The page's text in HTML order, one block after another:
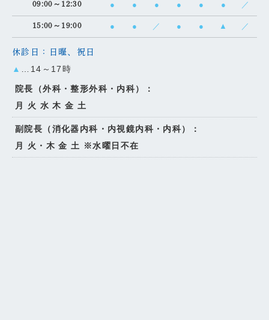
09:00～12:30 ● ● ● ● ● ● ／
15:00～19:00 ● ● ／ ● ● ▲ ／
休診日：日曜、祝日
▲ …14～17時
院長（外科・整形外科・内科）：
月 火 水 木 金 土
副院長（消化器内科・内視鏡内科・内科）：
月 火・木 金 土
※水曜日不在